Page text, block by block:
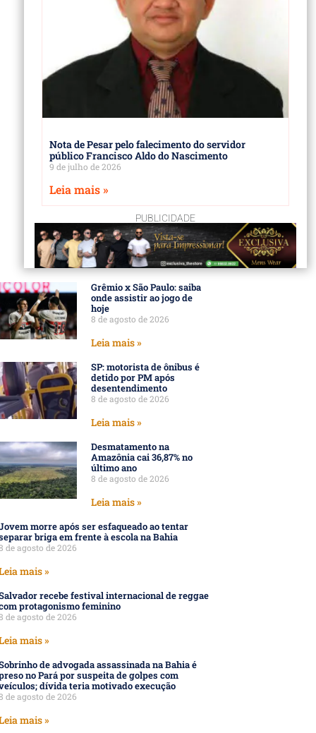
Nota de Pesar pelo falecimento do servidor
público Francisco Aldo do Nascimento
9 de julho de 2026
Leia mais »
PUBLICIDADE
Grêmio x São Paulo: saiba
onde assistir ao jogo de
hoje
8 de agosto de 2026
Leia mais »
SP: motorista de ônibus é
detido por PM após
desentendimento
8 de agosto de 2026
Leia mais »
Desmatamento na
Amazônia cai 36,87% no
último ano
8 de agosto de 2026
Leia mais »
morre após ser esfaqueado ao tentar
briga em frente à escola na Bahia
de agosto de 2026
mais »
recebe festival internacional de reggae
protagonismo feminino
de agosto de 2026
mais »
de advogada assassinada na Bahia é
no Pará por suspeita de golpes com
dívida teria motivado execução
de agosto de 2026
mais »